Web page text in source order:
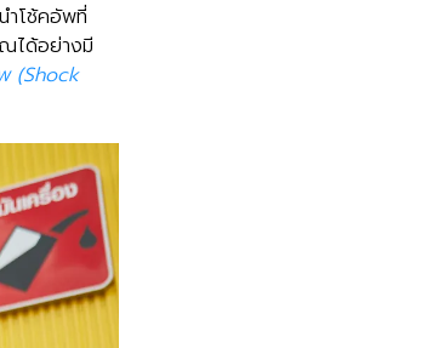
ำโช้คอัพที่
ได้อย่างมี
(Shock